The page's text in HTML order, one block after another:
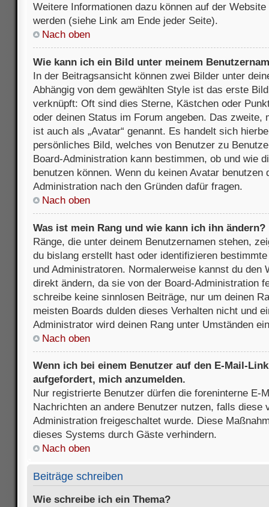
Weitere Informationen dazu können auf der
werden (siehe Link am Ende jeder Seite).
Nach oben
Wie kann ich ein Bild unter meinem
In der Beitragsansicht können zwei Bilder unter
Abhängig von dem gewählten Style ist das erste
verknüpft: Oft sind dies Sterne, Kästchen oder
oder deinen Status im Forum angeben. Das zweite,
ist auch als „Avatar“ genannt. Es handelt sich
persönliches Bild, welches von Benutzer zu
Board-Administration kann bestimmen, ob und wie
benutzen können. Wenn du keinen Avatar
Administration nach den Gründen dafür fragen.
Nach oben
Was ist mein Rang und wie kann ich ihn ändern?
Ränge, die unter deinem Benutzernamen stehen,
du bislang erstellt hast oder identifizieren
und Administratoren. Normalerweise kannst du den
direkt ändern, da sie von der Board-Administration
schreibe keine sinnlosen Beiträge, nur um deinen
meisten Boards dulden dieses Verhalten nicht und
Administrator wird deinen Rang unter Umständen
Nach oben
Wenn ich bei einem Benutzer auf den E-Mail-
aufgefordert, mich anzumelden.
Nur registrierte Benutzer dürfen die foreninterne E-
Nachrichten an andere Benutzer nutzen, falls diese
Administration freigeschaltet wurde. Diese
dieses Systems durch Gäste verhindern.
Nach oben
Beiträge schreiben
Wie schreibe ich ein Thema?